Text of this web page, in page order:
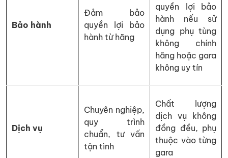
Bảo hành
Đảm bảo
quyền lợi bảo
hành từ hãng
quyền lợi bảo
hành nếu sử
dụng phụ tùng
không chính
hãng hoặc gara
không uy tín
Dịch vụ
Chuyên nghiệp,
quy trình
chuẩn, tư vấn
tận tình
Chất lượng
dịch vụ không
đồng đều, phụ
thuộc vào từng
gara